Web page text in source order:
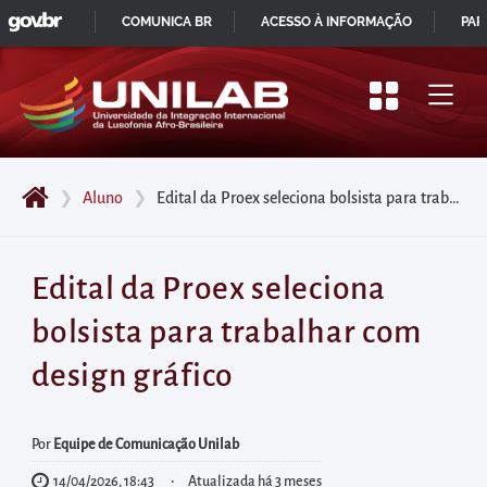
Pular
para
início
do
principal
Acessar
diretamente
o
menu
Acessar
❯ Aluno ❯ Edital da Proex seleciona bolsista para trabalhar com design gráfico
Edital da Proex seleciona
bolsista para trabalhar com
design gráfico
Por Equipe de Comunicação Unilab
14/04/2026, 18:43 Atualizada há 3 meses
IR
PARA
CONTEÚDO
GOVBR
COMUNICA BR ACESSO À INFORMAÇÃO